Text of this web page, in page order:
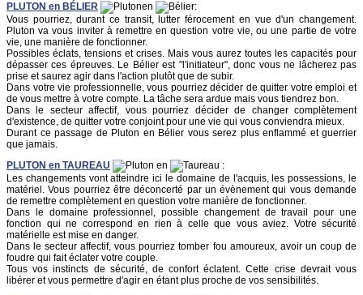
PLUTON en BÉLIER en
:
Vous pourriez, durant ce transit, lutter férocement en vue d'un changement.
Pluton va vous inviter à remettre en question votre vie, ou une partie de votre
vie, une manière de fonctionner.
Possibles éclats, tensions et crises. Mais vous aurez toutes les capacités pour
dépasser ces épreuves. Le Bélier est "l'initiateur", donc vous ne lâcherez pas
prise et saurez agir dans l'action plutôt que de subir.
Dans votre vie professionnelle, vous pourriez décider de quitter votre emploi et
de vous mettre à votre compte. La tâche sera ardue mais vous tiendrez bon.
Dans le secteur affectif, vous pourriez décider de changer complètement
d'existence, de quitter votre conjoint pour une vie qui vous conviendra mieux.
Durant ce passage de Pluton en Bélier vous serez plus enflammé et guerrier
que jamais.
PLUTON en TAUREAU en
:
Les changements vont atteindre ici le domaine de l'acquis, les possessions, le
matériel. Vous pourriez être déconcerté par un évènement qui vous demande
de remettre complètement en question votre manière de fonctionner.
Dans le domaine professionnel, possible changement de travail pour une
fonction qui ne correspond en rien à celle que vous aviez. Votre sécurité
matérielle est mise en danger.
Dans le secteur affectif, vous pourriez tomber fou amoureux, avoir un coup de
foudre qui fait éclater votre couple.
Tous vos instincts de sécurité, de confort éclatent. Cette crise devrait vous
libérer et vous permettre d'agir en étant plus proche de vos sensibilités.